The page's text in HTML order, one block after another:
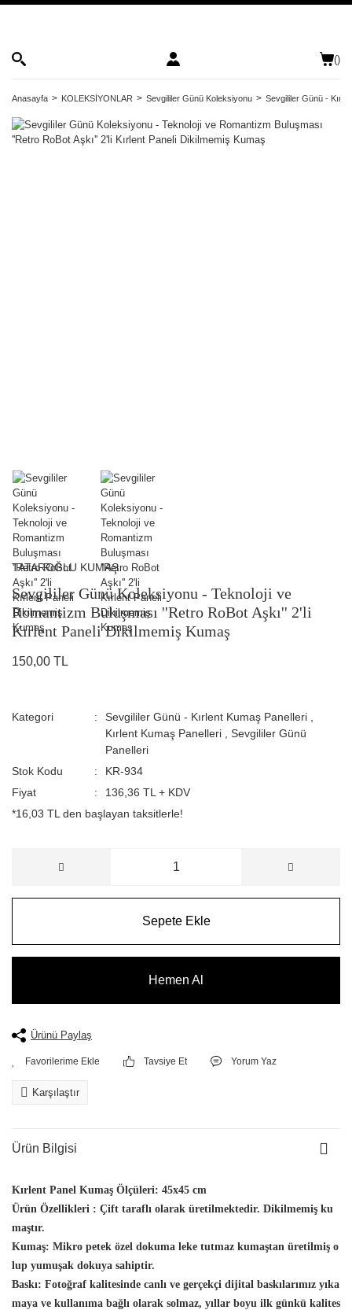
()
Anasayfa KOLEKSİYONLAR Sevgililer Günü Koleksiyonu Sevgililer Günü -
TATAROĞLU KUMAŞ
Sevgililer Günü Koleksiyonu - Teknoloji ve
Romantizm Buluşması ''Retro RoBot Aşkı'' 2'li
Kırlent Paneli Dikilmemiş Kumaş
150,00 TL
Kategori Sevgililer Günü - Kırlent Kumaş Panelleri
Kırlent Kumaş Panelleri
Sevgililer Günü
Panelleri
Stok Kodu
KR-934
Fiyat
136,36 TL + KDV
*16,03 TL den başlayan taksitlerle!
Sepete Ekle
Hemen Al
Ürünü Paylaş
Tavsiye Et Yorum Yaz
Karşılaştır
Ürün Bilgisi
Kırlent Panel Kumaş Ölçüleri: 45x45 cm
Ürün Özellikleri : Çift taraflı olarak üretilmektedir. Dikilmemiş ku
maştır.
Kumaş: Mikro petek özel dokuma leke tutmaz kumaştan üretilmiş o
lup yumuşak dokuya sahiptir.
Baskı: Fotoğraf kalitesinde canlı ve gerçekçi dijital baskılarımız yıka
maya ve kullanıma bağlı olarak solmaz, yıllar boyu ilk günkü kalites